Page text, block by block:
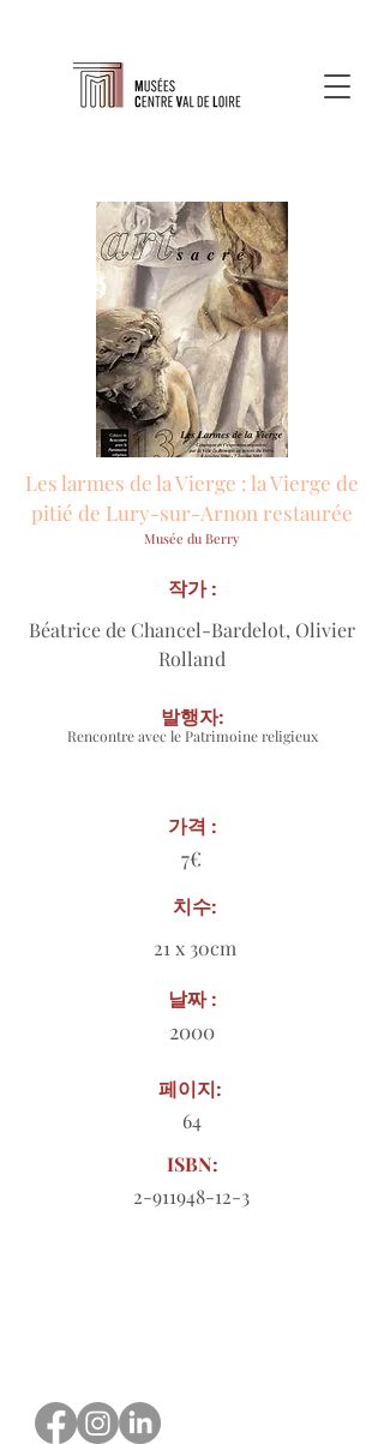
Les larmes de la Vierge : la Vierge de
pitié de Lury-sur-Arnon restaurée
Musée du Berry
Béatrice de Chancel-Bardelot, Olivier
Rolland
작가 :
Rencontre avec le Patrimoine religieux
발행자:
가격 :
7€
치수:
21 x 30cm
날짜 :
2000
페이지:
64
ISBN:
2-911948-12-3